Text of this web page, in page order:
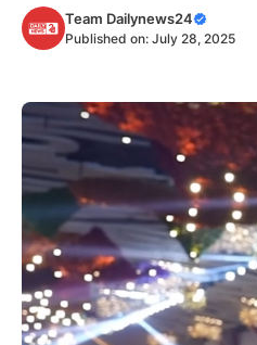
Team Dailynews24
Published on: July 28, 2025